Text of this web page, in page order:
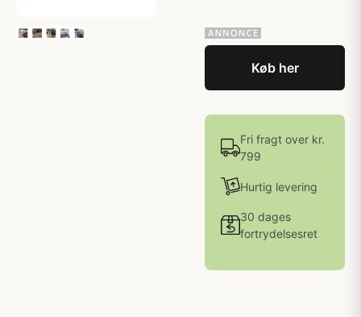
Køb her
Fri fragt over kr.
799
Hurtig levering
30 dages
fortrydelsesret